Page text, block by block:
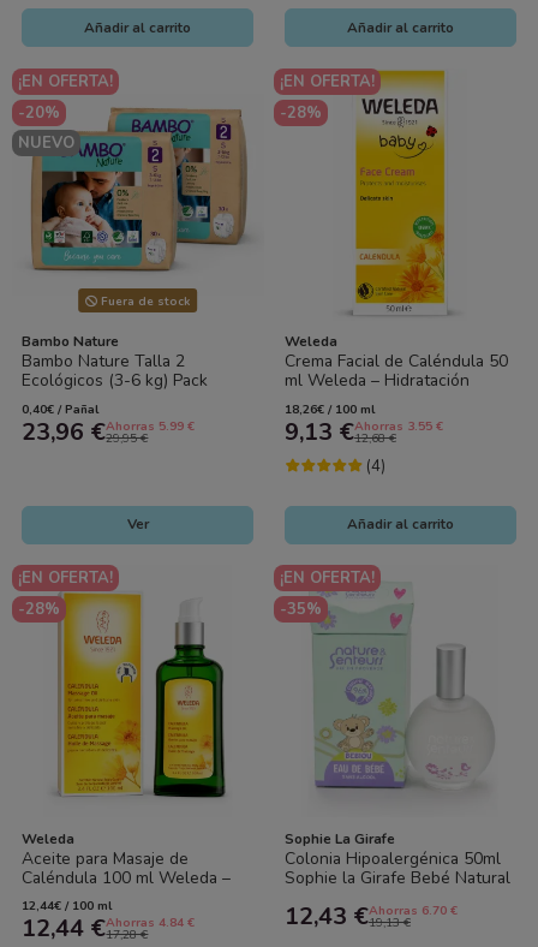
Añadir al carrito Añadir al carrito
¡EN OFERTA!
-20%
NUEVO
Fuera de stock
Bambo Nature
Bambo Nature Talla 2
Ecológicos (3-6 kg) Pack
Ahorro 60 Pañales (2x30) –
Cuidado...
0,40€ / Pañal
23,96 €Ahorras 5.99 €
29,95 €
Ver
¡EN OFERTA!
-28%
Weleda
Crema Facial de Caléndula 50
ml Weleda – Hidratación
Natural para la Piel Delicada
del...
18,26€ / 100 ml
9,13 €Ahorras 3.55 €
12,68 €
(4)
Añadir al carrito
¡EN OFERTA!
-28%
Weleda
Aceite para Masaje de
Caléndula 100 ml Weleda –
Relajación y Cuidado Natural
para Bebé
12,44€ / 100 ml
12,44 €Ahorras 4.84 €
17,28 €
¡EN OFERTA!
-35%
Sophie La Girafe
Colonia Hipoalergénica 50ml
Sophie la Girafe Bebé Natural
12,43 €Ahorras 6.70 €
19,13 €